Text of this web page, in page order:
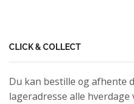
CLICK & COLLECT
Du kan bestille og afhente
lageradresse alle